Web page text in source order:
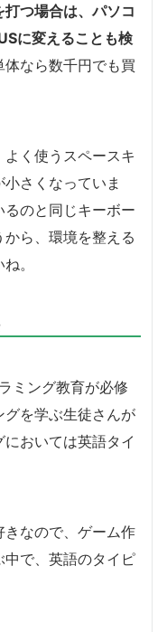
つ場合は、パソコ
に変えることも検
体なら数千円でも買
く使うスペースキ
さくなっていま
のと同じキーボー
から、環境を整える
。
ミング教育が必修
を学ぶ生徒さんが
おいては英語タイ
なので、ゲーム作
中で、英語のタイピ